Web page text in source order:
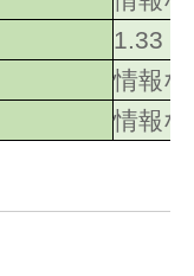
1.33
情報
情報